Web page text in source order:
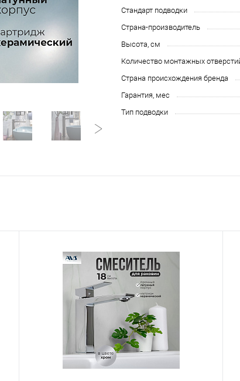
Стандарт подводки
Страна-производитель
Высота, см
Количество монтажных
Страна происхождения бренда
Гарантия, мес
Тип подводки